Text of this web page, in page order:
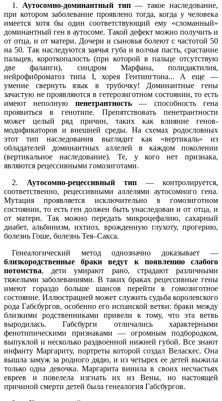
1. Аутосомно-доминантный тип— такое наследование,
при котором заболевание проявлено тогда, когда у человека
имеется хотя бы один соответствующий ему «сломанный»
доминантный ген в аутосоме. Такой дефект можно получить и
от отца, и от матери. Дочери и сыновья болеют с частотой 50
на 50. Так наследуются заячья губа и волчья пасть, срастание
пальцев, короткопалость (при которой в пальце отсутствую
две фаланги), синдром Марфана, полидактилия,
нейрофиброматоз типа I, хорея Гентингтона... А еще —
умение свернуть язык в трубочку! Доминантные гены
зачастую не проявляются в гетерозиготном состоянии, то есть
имеют неполную пенетрантность— способность гена
проявиться в генотипе. Препятствовать пенетрантности
может целый ряд причин, таких как влияние генов-
модификаторов и внешней среды. На схемах родословных
этот тип наследования выглядит как «вертикаль» из
обладателей доминантных аллелей в каждом поколении
(вертикальное наследование). Те, у кого нет признака,
являются рецессивными гомозиготами.
2. Аутосомно-рецессивный тип — контролируется,
соответственно, рецессивными аллелями аутосомного гена.
Мутация проявляется исключительно в гомозиготном
состоянии, то есть ген должен быть унаследован и от отца, и
от матери. Так можно передать микроцефалию, сахарный
диабет, альбинизм, ихтиоз, врожденную глухоту, прогерию,
болезнь Гоше, болезнь Тея–Сакса.
Генеалогический метод однозначно доказывает —
близкородственные браки ведут к появлению слабого
потомства, дети умирают рано, страдают различными
тяжелыми заболеваниями. В таких браках рецессивные гены
имеют гораздо больше шансов перейти в гомозиготное
состояние. Иллюстрацией может служить судьба королевского
рода Габсбургов, особенно его испанской ветви: браки между
близкими родственниками привели к тому, что эта ветвь
выродилась. Габсбурги отличались характерными
фенотипическими признаками — огромным подбородком,
выпуклой и несколько раздвоенной нижней губой. Все знают
инфанту Маргариту, портреты которой создал Веласкес. Она
вышла замуж за родного дядю, и из четырех ее детей выжила
только одна девочка. Маргарита винила в своих несчастьях
евреев и повелела изгнать их из Вены, но настоящей
причиной смерти детей была генеалогия Габсбургов.